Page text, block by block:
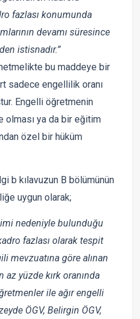
fazlası konumunda
devamı süresince
istisnadır.”
bu maddeye bir
sadece engellilik oranı
Engelli öğretmenin
olması ya da bir eğitim
özel bir hüküm
kılavuzun B bölümünün
uygun olarak;
nedeniyle bulunduğu
fazlası olarak tespit
mevzuatına göre alınan
az yüzde kırk oranında
ile ağır engelli
ÖGV, Belirgin ÖGV,